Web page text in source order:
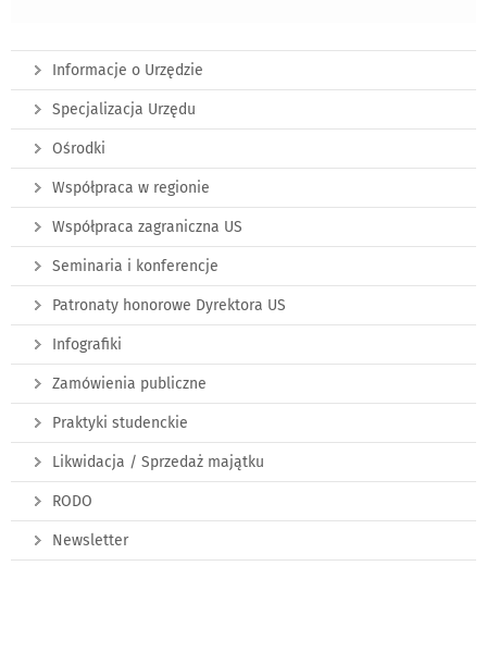
Informacje o Urzędzie
Specjalizacja Urzędu
Ośrodki
Współpraca w regionie
Współpraca zagraniczna US
Seminaria i konferencje
Patronaty honorowe Dyrektora US
Infografiki
Zamówienia publiczne
Praktyki studenckie
Likwidacja / Sprzedaż majątku
RODO
Newsletter